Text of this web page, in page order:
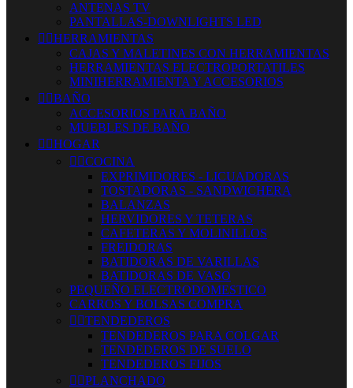
ANTENAS TV
PANTALLAS-DOWNLIGHTS LED
 HERRAMIENTAS
CAJAS Y MALETINES CON HERRAMIENTAS
HERRAMIENTAS ELECTROPORTATILES
MINIHERRAMIENTA Y ACCESORIOS
 BAÑO
ACCESORIOS PARA BAÑO
MUEBLES DE BAÑO
 HOGAR
 COCINA
EXPRIMIDORES - LICUADORAS
TOSTADORAS - SANDWICHERA
BALANZAS
HERVIDORES Y TETERAS
CAFETERAS Y MOLINILLOS
FREIDORAS
BATIDORAS DE VARILLAS
BATIDORAS DE VASO
PEQUEÑO ELECTRODOMESTICO
CARROS Y BOLSAS COMPRA
 TENDEDEROS
TENDEDEROS PARA COLGAR
TENDEDEROS DE SUELO
TENDEDEROS FIJOS
 PLANCHADO